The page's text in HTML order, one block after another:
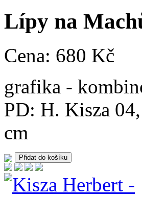
Lípy na
Cena: 680 Kč
grafika -
PD: H. Kisza
cm